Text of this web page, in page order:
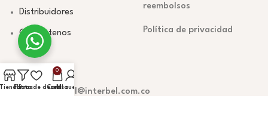
Distribuidores
Contáctenos
reembolsos
Política de privacidad
Información
mercadeodigital@interbel.com.co
Filtros
Lista de deseos
0
CarritoMi cuenta